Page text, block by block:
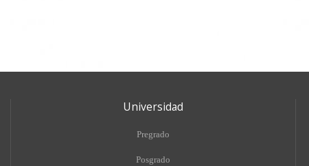
Universidad
Pregrado
Posgrado